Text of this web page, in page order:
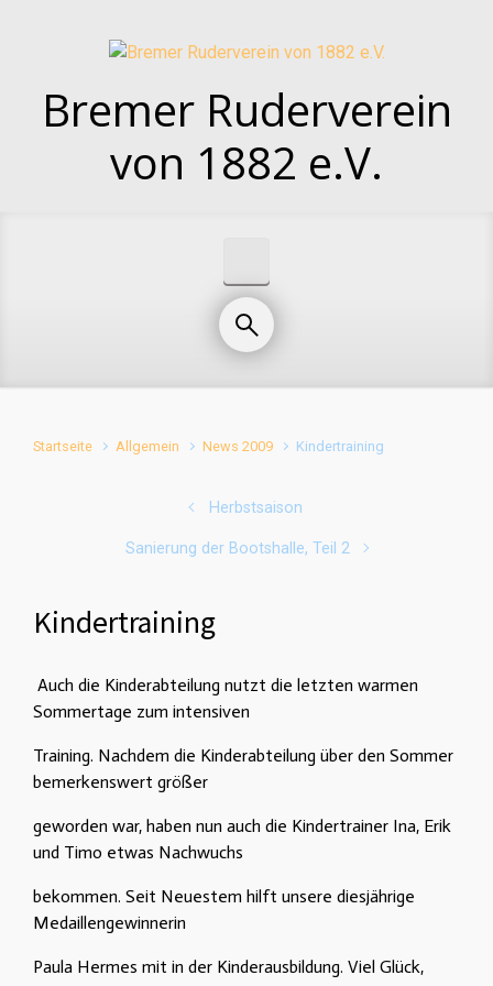
Bremer Ruderverein
von 1882 e.V.
Startseite Allgemein News 2009 Kindertraining
Herbstsaison
Sanierung der Bootshalle, Teil 2
Kindertraining
Auch die Kinderabteilung nutzt die letzten warmen
Sommertage zum intensiven
Training. Nachdem die Kinderabteilung über den Sommer
bemerkenswert größer
geworden war, haben nun auch die Kindertrainer Ina, Erik
und Timo etwas Nachwuchs
bekommen. Seit Neuestem hilft unsere diesjährige
Medaillengewinnerin
Paula Hermes mit in der Kinderausbildung. Viel Glück,